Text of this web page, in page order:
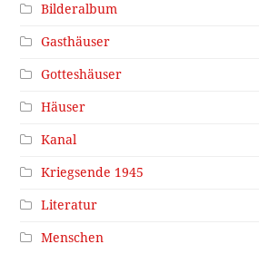
Bilderalbum
Gasthäuser
Gotteshäuser
Häuser
Kanal
Kriegsende 1945
Literatur
Menschen